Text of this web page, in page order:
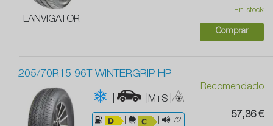
LANVIGATOR
En stock
Comprar
205/70R15 96T WINTERGRIP HP
| |M+S |
72
Recomendado
57,36 €